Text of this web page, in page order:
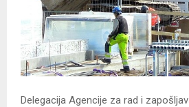
Delegacija Agencije za rad i